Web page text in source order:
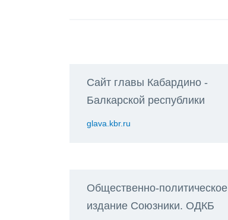
Сайт главы Кабардино -
Балкарской республики
glava.kbr.ru
Общественно-политическое
издание Союзники. ОДКБ